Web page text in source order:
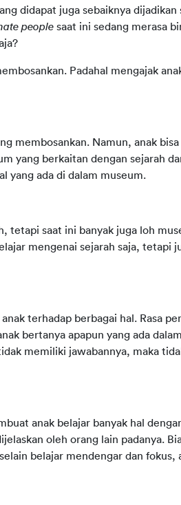
didapat juga sebaiknya dijadikan
people saat ini sedang merasa
Padahal mengajak
membosankan. Namun, anak
yang berkaitan dengan sejarah
yang ada di dalam museum.
tetapi saat ini banyak juga loh
mengenai sejarah saja, tetapi
terhadap berbagai hal. Rasa
bertanya apapun yang ada
memiliki jawabannya, maka
anak belajar banyak hal
oleh orang lain padanya.
belajar mendengar dan fokus,